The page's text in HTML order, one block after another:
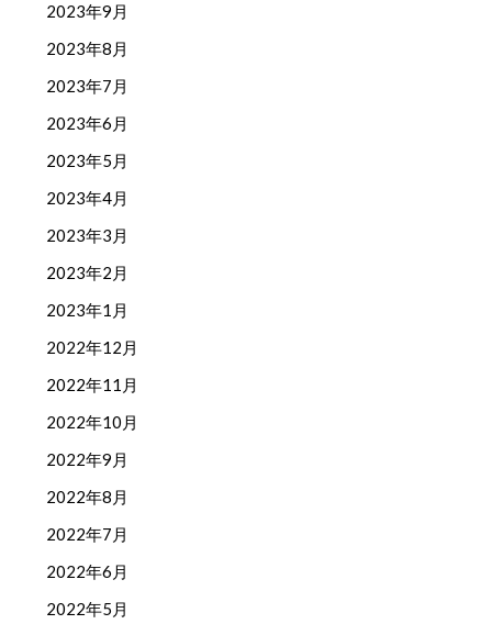
2023年9月
2023年8月
2023年7月
2023年6月
2023年5月
2023年4月
2023年3月
2023年2月
2023年1月
2022年12月
2022年11月
2022年10月
2022年9月
2022年8月
2022年7月
2022年6月
2022年5月